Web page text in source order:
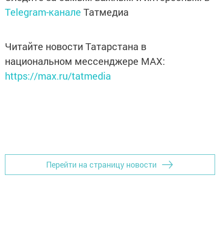
Telegram-канале Татмедиа
Читайте новости Татарстана в
национальном мессенджере MАХ:
https://max.ru/tatmedia
Перейти на страницу новости